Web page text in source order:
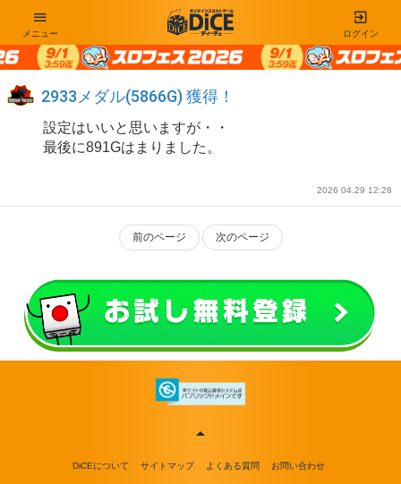
ログイン
メニュー
2933メダル(5866G) 獲得！
設定はいいと思いますが・・
最後に891Gはまりました。
2026 04.29 12:28
前のページ 次のページ
DiCEについて サイトマップ よくある質問 お問い合わせ